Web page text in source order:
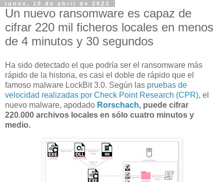
lunes, 10 de abril de 2023
Un nuevo ransomware es capaz de
cifrar 220 mil ficheros locales en menos
de 4 minutos y 30 segundos
Ha sido detectado el que podría ser el ransomware más
rápido de la historia, es casi el doble de rápido que el
famoso malware LockBit 3.0. Según las pruebas de
velocidad realizadas por Check Point Research (CPR), el
nuevo malware, apodado Rorschach, puede cifrar
220.000 archivos locales en sólo cuatro minutos y
medio.